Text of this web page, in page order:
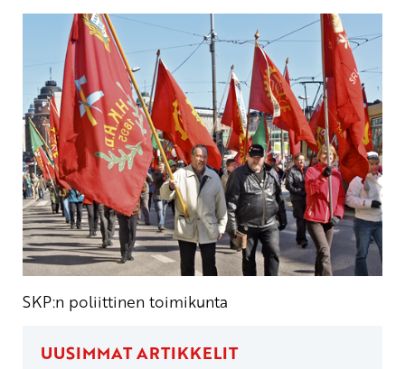
SKP:n poliittinen toimikunta
UUSIMMAT ARTIKKELIT